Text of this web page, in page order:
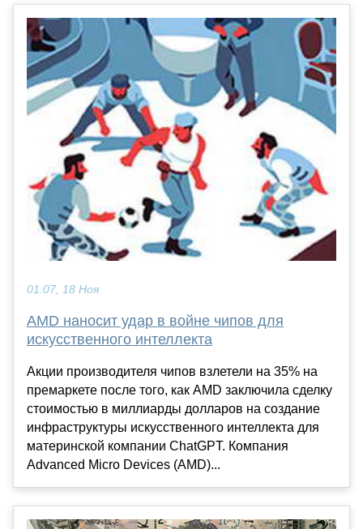
01:07, 18 Ноя
AMD наносит удар в войне чипов для
искусственного интеллекта
Акции производителя чипов взлетели на 35% на
премаркете после того, как AMD заключила сделку
стоимостью в миллиарды долларов на создание
инфраструктуры искусственного интеллекта для
материнской компании ChatGPT. Компания
Advanced Micro Devices (AMD)...